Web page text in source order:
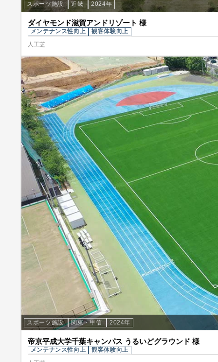
スポーツ施設 近畿 2024年
ダイヤモンド滋賀アンドリゾート 様
メンテナンス性向上
観客体験向上
人工芝
スポーツ施設 関東・甲信 2024年
帝京平成大学千葉キャンパス うるいどグラウンド 様
メンテナンス性向上
観客体験向上